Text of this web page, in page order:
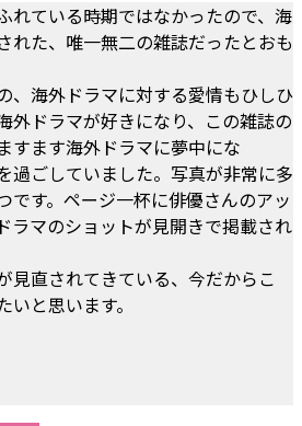
れている時期ではなかったので、海
れた、唯一無二の雑誌だったとおも
、海外ドラマに対する愛情もひしひ
外ドラマが好きになり、この雑誌の
すます海外ドラマに夢中にな
過ごしていました。写真が非常に多
です。ページ一杯に俳優さんのアッ
ラマのショットが見開きで掲載され
見直されてきている、今だからこ
と思います。